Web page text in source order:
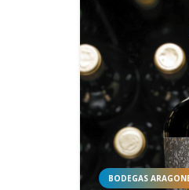
BODEGAS